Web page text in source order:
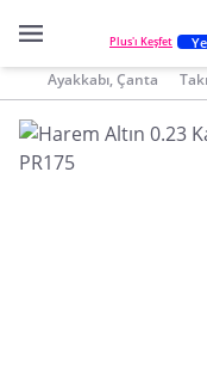
Plus'ı Keşfet
Ayakkabı, Çanta